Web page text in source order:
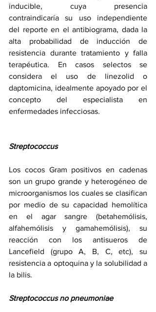
inducible, cuya presencia
contraindicaría su uso independiente
del reporte en el antibiograma, dada la
alta probabilidad de inducción de
resistencia durante tratamiento y falla
terapéutica. En casos selectos se
considera el uso de linezolid o
daptomicina, idealmente apoyado por el
concepto del especialista en
enfermedades infecciosas.
Streptococcus
Los cocos Gram positivos en cadenas
son un grupo grande y heterogéneo de
microorganismos los cuales se clasifican
por medio de su capacidad hemolítica
en el agar sangre (betahemólisis,
alfahemólisis y gamahemólisis), su
reacción con los antisueros de
Lancefield (grupo A, B, C, etc), su
resistencia a optoquina y la solubilidad a
la bilis.
Streptococcus no pneumoniae